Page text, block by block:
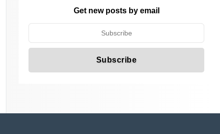
Get new posts by email